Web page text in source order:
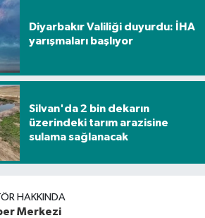
Diyarbakır Valiliği duyurdu: İHA
yarışmaları başlıyor
Silvan'da 2 bin dekarın
üzerindeki tarım arazisine
sulama sağlanacak
HAKKINDA
Merkezi